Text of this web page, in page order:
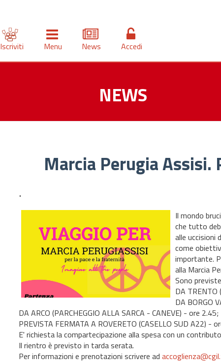
Iscriviti Menu News Accedi
NEWS
Marcia Perugia Assisi.
.
Il mondo
che tutto
alle uccisioni
come
importante.
alla Marcia
Sono
DA TRENTO
DA BORGO
DA ARCO (PARCHEGGIO ALLA SARCA - CANEVE) - ore 2.45;
PREVISTA FERMATA A ROVERETO (CASELLO SUD A22) -
E' richiesta la compartecipazione alla spesa con un
Il rientro è previsto in tarda serata.
Per informazioni e prenotazioni scrivere ad